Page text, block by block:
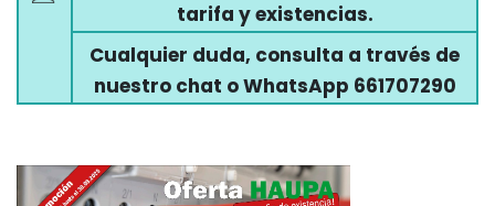
tarifa y existencias.
Cualquier duda, consulta a través de
nuestro chat o WhatsApp 661707290